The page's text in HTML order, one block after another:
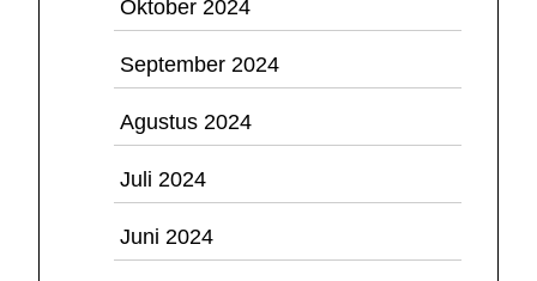
Oktober 2024
September 2024
Agustus 2024
Juli 2024
Juni 2024